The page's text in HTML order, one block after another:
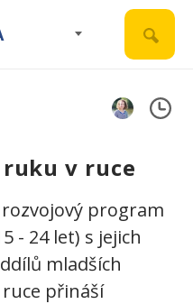
v ruce
program
- 24 let) s jejich
mladších
ruce přináší